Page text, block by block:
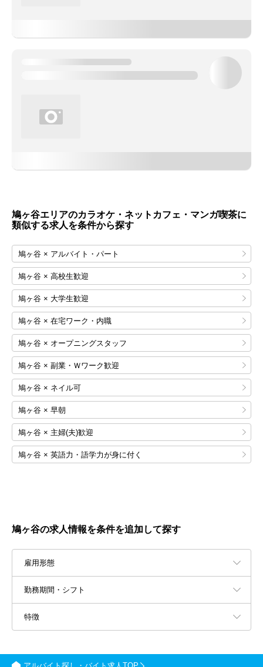
鳩ヶ谷エリアのカラオケ・ネットカフェ・マンガ喫茶に
類似する求人を条件から探す
鳩ヶ谷 × アルバイト・パート
鳩ヶ谷 × 高校生歓迎
鳩ヶ谷 × 大学生歓迎
鳩ヶ谷 × 在宅ワーク・内職
鳩ヶ谷 × オープニングスタッフ
鳩ヶ谷 × 副業・Ｗワーク歓迎
鳩ヶ谷 × ネイル可
鳩ヶ谷 × 早朝
鳩ヶ谷 × 主婦(夫)歓迎
鳩ヶ谷 × 英語力・語学力が身に付く
鳩ヶ谷の求人情報を条件を追加して探す
雇用形態
勤務期間・シフト
特徴